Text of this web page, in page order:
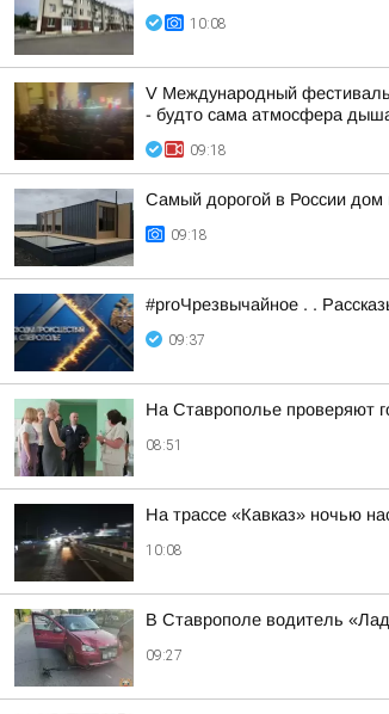
10:08
V Международный фестиваль
- будто сама атмосфера
09:18
Самый дорогой в России дом
09:18
#proЧрезвычайное . .
09:37
На Ставрополье проверяют
08:51
На трассе «Кавказ» ночью
10:08
В Ставрополе водитель
09:27